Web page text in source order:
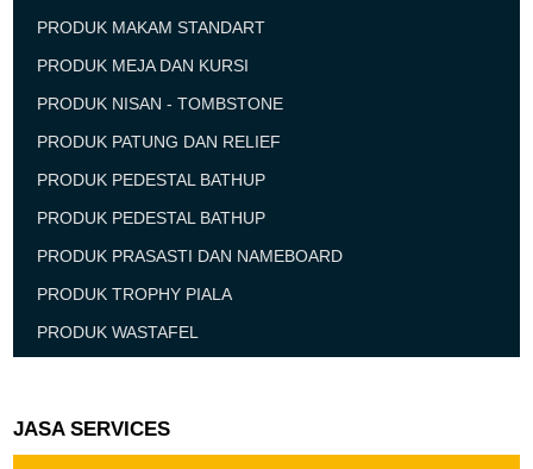
PRODUK MAKAM STANDART
PRODUK MEJA DAN KURSI
PRODUK NISAN - TOMBSTONE
PRODUK PATUNG DAN RELIEF
PRODUK PEDESTAL BATHUP
PRODUK PEDESTAL BATHUP
PRODUK PRASASTI DAN NAMEBOARD
PRODUK TROPHY PIALA
PRODUK WASTAFEL
JASA SERVICES